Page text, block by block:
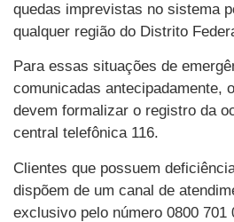
quedas imprevistas no sistema
qualquer região do Distrito
Para essas situações de
comunicadas antecipadamente,
devem formalizar o registro da
central telefônica 116.
Clientes que possuem
dispõem de um canal de
exclusivo pelo número 0800 701